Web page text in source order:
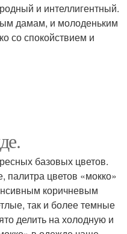
и интеллигентный.
дамам, и молоденьким
со спокойствием и
базовых цветов.
цветов «мокко»
коричневым
так и более темные
делить на холодную и